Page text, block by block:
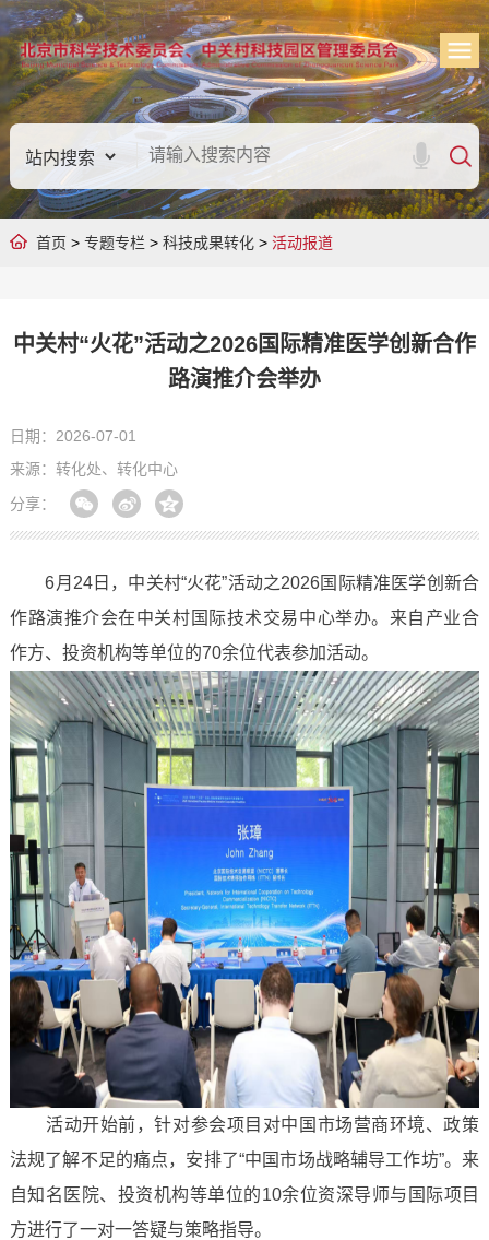
首页 > 专题专栏 > 科技成果转化> 活动报道
中关村“火花”活动之2026国际精准医学创新合作
路演推介会举办
日期：2026-07-01
来源：转化处、转化中心
分享：
6月24日，中关村“火花”活动之2026国际精准医学创新合
作路演推介会在中关村国际技术交易中心举办。来自产业合
作方、投资机构等单位的70余位代表参加活动。
活动开始前，针对参会项目对中国市场营商环境、政策
法规了解不足的痛点，安排了“中国市场战略辅导工作坊”。来
自知名医院、投资机构等单位的10余位资深导师与国际项目
方进行了一对一答疑与策略指导。